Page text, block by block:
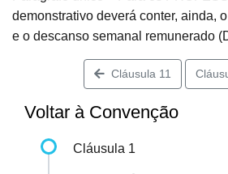
demonstrativo deverá conter, ainda,
e o descanso semanal remunerado
Cláusula 11
Voltar à Convenção
Cláusula 1